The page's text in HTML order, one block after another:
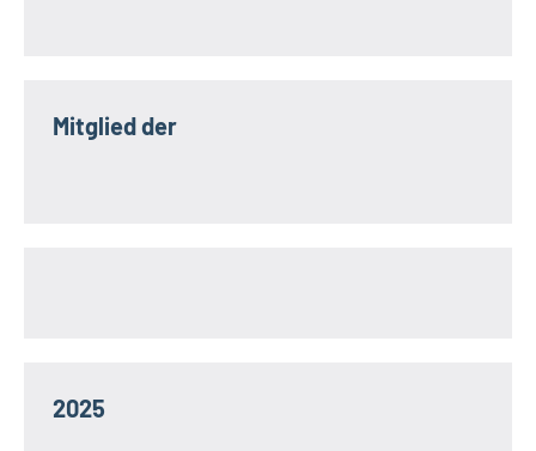
Mitglied der
2025